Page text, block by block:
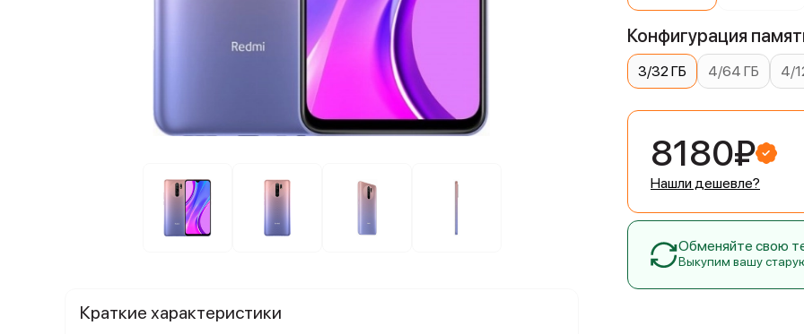
Краткие характеристики
Конфигурация
3/32 ГБ 4/64 ГБ 4/
8180₽
Нашли дешевле?
Обменяйте свою
Выкупим вашу